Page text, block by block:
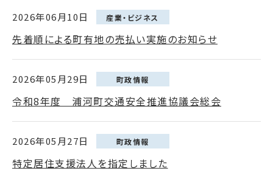
2026年06月10日 産業・ビジネス
先着順による町有地の売払い実施のお知らせ
2026年05月29日 町政情報
令和8年度 浦河町交通安全推進協議会総会
2026年05月27日 町政情報
特定居住支援法人を指定しました